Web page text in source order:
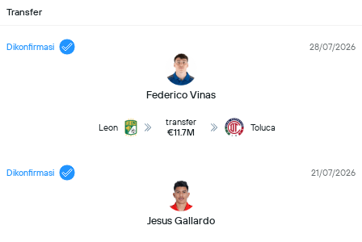
Transfer
Dikonfirmasi
Federico Vinas
28/07/2026
Leon
transfer
€11.7M
Toluca
Dikonfirmasi
Jesus Gallardo
21/07/2026